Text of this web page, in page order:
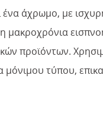
άχρωμο, με
μακροχρόνια
προϊόντων.
τύπου,